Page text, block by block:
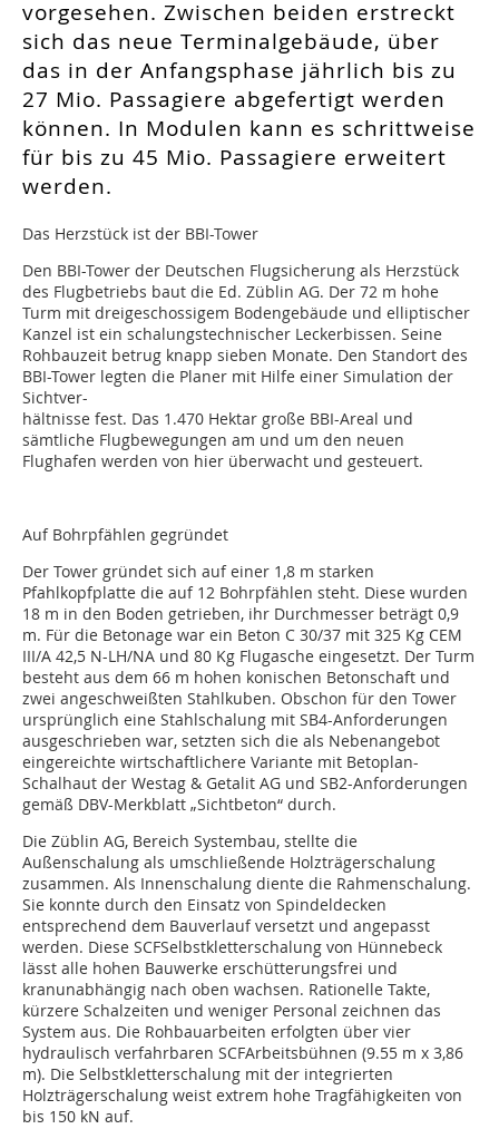
vorgesehen. Zwischen beiden erstreckt
sich das neue Terminalgebäude, über
das in der Anfangsphase jährlich bis zu
27 Mio. Passagiere abgefertigt werden
können. In Modulen kann es schrittweise
für bis zu 45 Mio. Passagiere erweitert
werden.
Das Herzstück ist der BBI-Tower
Den BBI-Tower der Deutschen Flugsicherung als Herzstück
des Flugbetriebs baut die Ed. Züblin AG. Der 72 m hohe
Turm mit dreigeschossigem Bodengebäude und elliptischer
Kanzel ist ein schalungstechnischer Leckerbissen. Seine
Rohbauzeit betrug knapp sieben Monate. Den Standort des
BBI-Tower legten die Planer mit Hilfe einer Simulation der
Sichtver-
hältnisse fest. Das 1.470 Hektar große BBI-Areal und
sämtliche Flugbewegungen am und um den neuen
Flughafen werden von hier überwacht und gesteuert.
Auf Bohrpfählen gegründet
Der Tower gründet sich auf einer 1,8 m starken
Pfahlkopfplatte die auf 12 Bohrpfählen steht. Diese wurden
18 m in den Boden getrieben, ihr Durchmesser beträgt 0,9
m. Für die Betonage war ein Beton C 30/37 mit 325 Kg CEM
III/A 42,5 N-LH/NA und 80 Kg Flugasche eingesetzt. Der Turm
besteht aus dem 66 m hohen konischen Betonschaft und
zwei angeschweißten Stahlkuben. Obschon für den Tower
ursprünglich eine Stahlschalung mit SB4-Anforderungen
ausgeschrieben war, setzten sich die als Nebenangebot
eingereichte wirtschaftlichere Variante mit Betoplan-
Schalhaut der Westag & Getalit AG und SB2-Anforderungen
gemäß DBV-Merkblatt „Sichtbeton“ durch.
Die Züblin AG, Bereich Systembau, stellte die
Außenschalung als umschließende Holzträgerschalung
zusammen. Als Innenschalung diente die Rahmenschalung.
Sie konnte durch den Einsatz von Spindeldecken
entsprechend dem Bauverlauf versetzt und angepasst
werden. Diese SCFSelbstkletterschalung von Hünnebeck
lässt alle hohen Bauwerke erschütterungsfrei und
kranunabhängig nach oben wachsen. Rationelle Takte,
kürzere Schalzeiten und weniger Personal zeichnen das
System aus. Die Rohbauarbeiten erfolgten über vier
hydraulisch verfahrbaren SCFArbeitsbühnen (9.55 m x 3,86
m). Die Selbstkletterschalung mit der integrierten
Holzträgerschalung weist extrem hohe Tragfähigkeiten von
bis 150 kN auf.